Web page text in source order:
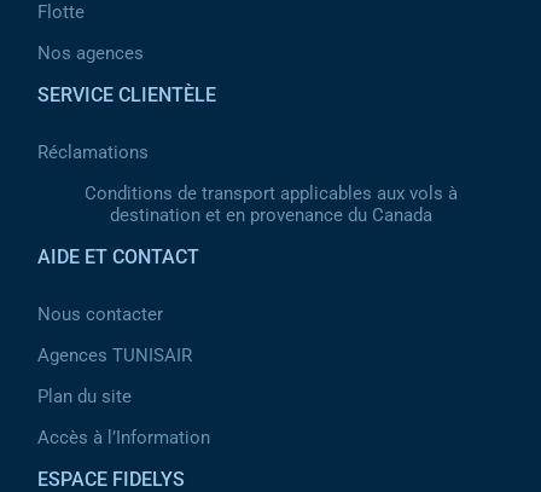
Flotte
Nos agences
SERVICE CLIENTÈLE
Réclamations
Conditions de transport applicables aux vols à
destination et en provenance du Canada
AIDE ET CONTACT
Nous contacter
Agences TUNISAIR
Plan du site
Accès à l’Information
ESPACE FIDELYS